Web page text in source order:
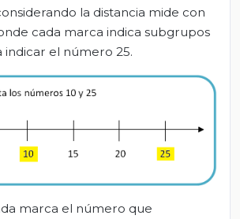
la distancia mide con
cada marca indica subgrupos
indicar el número 25.
marca el número que